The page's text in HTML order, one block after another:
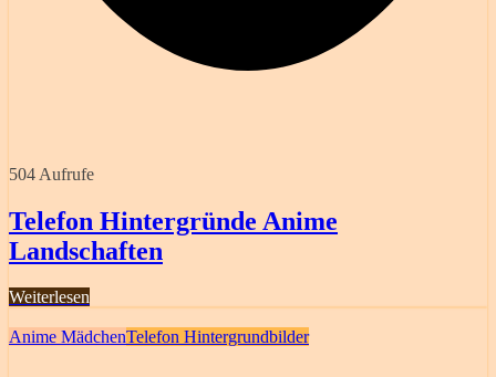
504 Aufrufe
Telefon Hintergründe Anime
Landschaften
Weiterlesen
Anime MädchenTelefon Hintergrundbilder